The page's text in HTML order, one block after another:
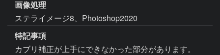
画像処理
ステライメージ8、Photoshop2020
特記事項
カブリ補正が上手にできなかった部分があります。